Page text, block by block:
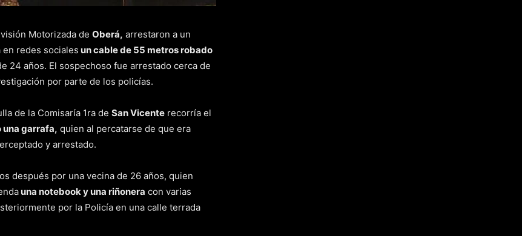
Motorizada de Oberá, arrestaron a un
redes sociales un cable de 55 metros robado
24 años. El sospechoso fue arrestado cerca de
por parte de los policías.
de la Comisaría 1ra de San Vicente recorría el
una garrafa, quien al percatarse de que era
y arrestado.
después por una vecina de 26 años, quien
una notebook y una riñonera con varias
por la Policía en una calle terrada